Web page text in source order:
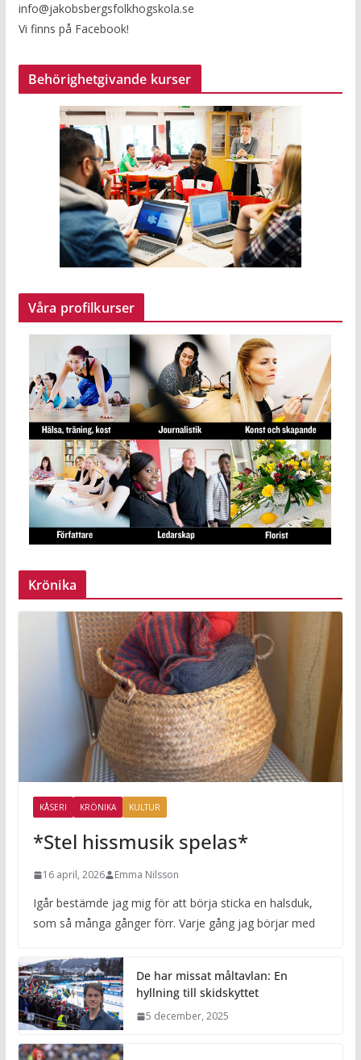
info@jakobsbergsfolkhogskola.se
Vi finns på Facebook!
Behörighetgivande kurser
Våra profilkurser
Krönika
KÅSERI KRÖNIKA KULTUR
*Stel hissmusik spelas*
16 april, 2026 Emma Nilsson
Igår bestämde jag mig för att börja sticka en halsduk,
som så många gånger förr. Varje gång jag börjar med
De har missat måltavlan: En
hyllning till skidskyttet
5 december, 2025